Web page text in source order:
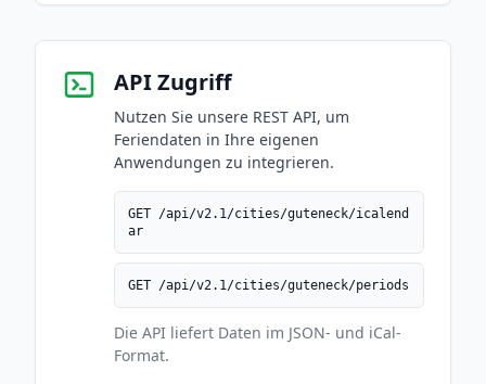
API Zugriff
Nutzen Sie unsere REST API, um
Feriendaten in Ihre eigenen
Anwendungen zu integrieren.
GET /api/v2.1/cities/guteneck/icalend
ar
GET /api/v2.1/cities/guteneck/periods
Die API liefert Daten im JSON- und iCal-
Format.